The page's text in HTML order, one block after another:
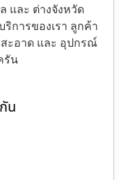
และ ต่างจังหวัด
การของเรา ลูกค้า
ะอาด และ อุปกรณ์
รัน
น